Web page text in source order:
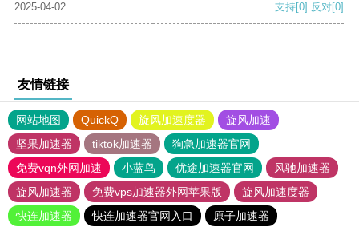
2025-04-02 支持[0] 反对[0]
友情链接
网站地图 QuickQ 旋风加速度器
旋风加速
坚果加速器
tiktok加速器
狗急加速器官网
免费vqn外网加速
小蓝鸟 优途加速器官网
风驰加速器
旋风加速器
免费vps加速器外网苹果版
旋风加速度器
快连加速器
快连加速器官网入口
原子加速器